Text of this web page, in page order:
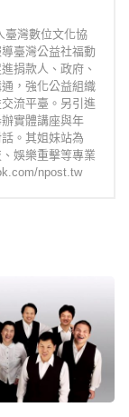
臺灣數位文化協
臺灣公益社福動
捐款人、政府、
，強化公益組織
流平臺。另引進
實體講座與年
。其姐妹站為
娛樂重擊等專業
npost.tw